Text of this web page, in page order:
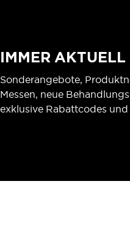
IMMER
Sonderangebote,
Messen, neue
exklusive Rabattcodes und